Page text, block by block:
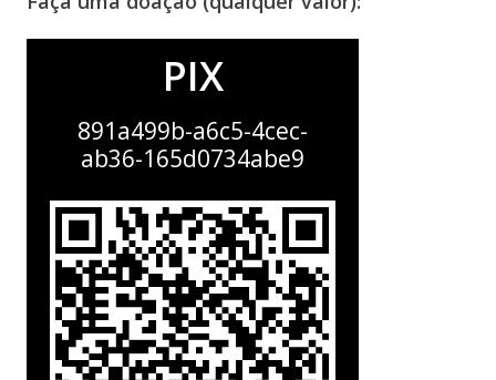
PIX
891a499b-a6c5-4cec-
ab36-165d0734abe9